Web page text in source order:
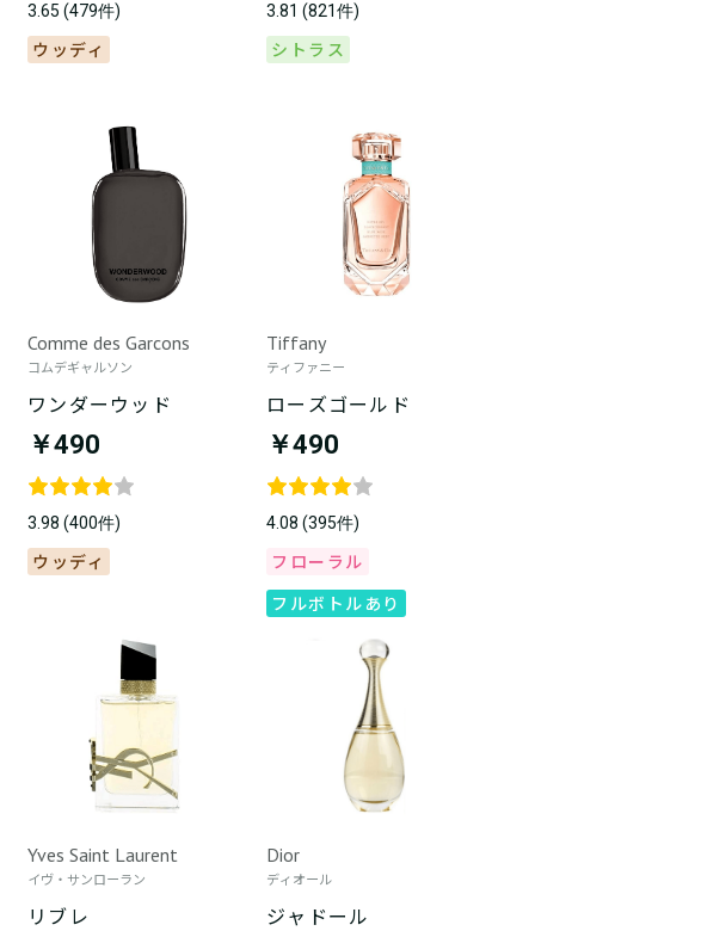
3.65 (479件)
ウッディ
3.81 (821件)
シトラス
Comme des Garcons
コムデギャルソン
ワンダーウッド
￥490
3.98 (400件)
ウッディ
Tiffany
ティファニー
ローズゴールド
￥490
4.08 (395件)
フローラル
フルボトルあり
Yves Saint Laurent
イヴ・サンローラン
リブレ
Dior
ディオール
ジャドール